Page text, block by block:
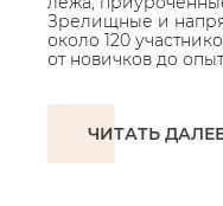
Зрелищные и
около 120
от новичков до
ЧИТАТЬ